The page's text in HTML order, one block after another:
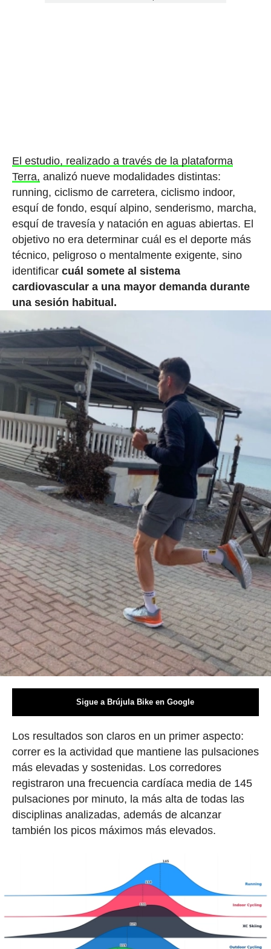
El estudio, realizado a través de la plataforma
Terra, analizó nueve modalidades distintas:
running, ciclismo de carretera, ciclismo indoor,
esquí de fondo, esquí alpino, senderismo, marcha,
esquí de travesía y natación en aguas abiertas. El
objetivo no era determinar cuál es el deporte más
técnico, peligroso o mentalmente exigente, sino
identificar cuál somete al sistema
cardiovascular a una mayor demanda durante
una sesión habitual.
Sigue a Brújula Bike en Google
Los resultados son claros en un primer aspecto:
correr es la actividad que mantiene las pulsaciones
más elevadas y sostenidas. Los corredores
registraron una frecuencia cardíaca media de 145
pulsaciones por minuto, la más alta de todas las
disciplinas analizadas, además de alcanzar
también los picos máximos más elevados.